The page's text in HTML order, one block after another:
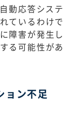
動応答システ
ているわけで
障害が発生し
る可能性があ
ョン不足